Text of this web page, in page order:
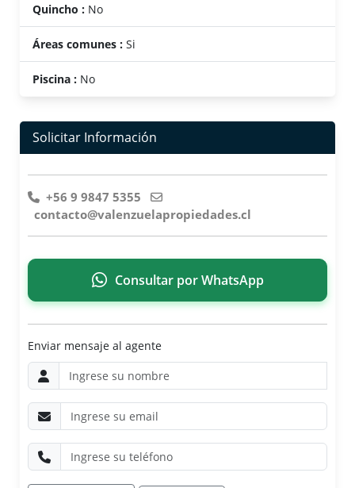
Quincho : No
Áreas comunes : Si
Piscina : No
Solicitar Información
+56 9 9847 5355
contacto@valenzuelapropiedades.cl
Consultar por WhatsApp
Enviar mensaje al agente